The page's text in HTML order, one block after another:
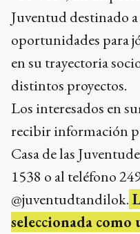
Juventud destinado
oportunidades para
en su trayectoria
distintos proyectos.
Los interesados en
recibir información
Casa de las
1538 o al teléfono
@juventudtandilok.
seleccionada como